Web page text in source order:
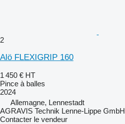
2
Alö FLEXIGRIP 160
1 450 € HT
Pince à balles
2024
Allemagne, Lennestadt
AGRAVIS Technik Lenne-Lippe GmbH
Contacter le vendeur